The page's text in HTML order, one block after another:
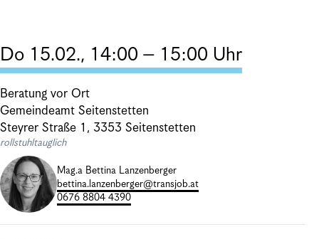
Do 15.02., 14:00 – 15:00 Uhr
Beratung vor Ort
Gemeindeamt Seitenstetten
Steyrer Straße 1, 3353 Seitenstetten
rollstuhltauglich
Mag.a Bettina Lanzenberger
bettina.lanzenberger@transjob.at
0676 8804 4390